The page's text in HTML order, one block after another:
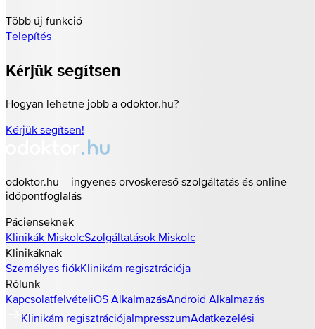
Több új funkció
Telepítés
Kérjük segítsen
Hogyan lehetne jobb a odoktor.hu?
Kérjük segítsen!
odoktor.hu – ingyenes orvoskereső szolgáltatás és online
időpontfoglalás
Pácienseknek
Klinikák MiskolcSzolgáltatások Miskolc
Klinikáknak
Személyes fiókKlinikám regisztrációja
Rólunk
KapcsolatfelvételiOS AlkalmazásAndroid Alkalmazás
Klinikám regisztrációjaImpresszumAdatkezelési